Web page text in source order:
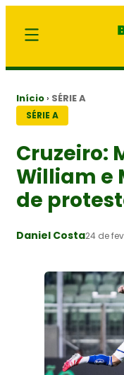
Início › SÉRIE A
SÉRIE A
Cruzeiro:
William e
de
Daniel Costa24 de